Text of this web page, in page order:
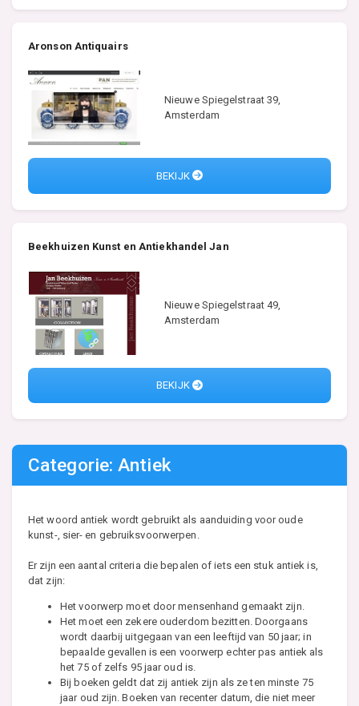
Aronson Antiquairs
Nieuwe Spiegelstraat 39,
Amsterdam
BEKIJK
Beekhuizen Kunst en Antiekhandel Jan
Nieuwe Spiegelstraat 49,
Amsterdam
BEKIJK
Categorie: Antiek
Het woord antiek wordt gebruikt als aanduiding voor oude
kunst-, sier- en gebruiksvoorwerpen.
Er zijn een aantal criteria die bepalen of iets een stuk antiek is,
dat zijn:
Het voorwerp moet door mensenhand gemaakt zijn.
Het moet een zekere ouderdom bezitten. Doorgaans
wordt daarbij uitgegaan van een leeftijd van 50 jaar; in
bepaalde gevallen is een voorwerp echter pas antiek als
het 75 of zelfs 95 jaar oud is.
Bij boeken geldt dat zij antiek zijn als ze ten minste 75
jaar oud zijn. Boeken van recenter datum, die niet meer